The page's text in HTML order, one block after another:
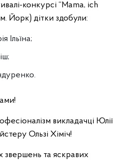
конкурсі “Mama, ich
Йорк) дітки здобули:
Ільїна;
викладачці Юлії
Ользі Хіміч!
та яскравих